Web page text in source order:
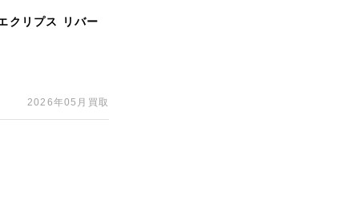
クリプス リバー
2026年05月買取